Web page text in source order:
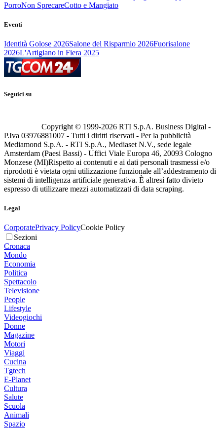
PorroNon SprecareCotto e Mangiato
Eventi
Identità Golose 2026Salone del Risparmio 2026Fuorisalone
2026L'Artigiano in Fiera 2025
Seguici su
Copyright © 1999-2026 RTI S.p.A. Business Digital -
P.Iva 03976881007 - Tutti i diritti riservati - Per la pubblicità
Mediamond S.p.A. - RTI S.p.A., Mediaset N.V., sede legale
Amsterdam (Paesi Bassi) - Uffici Viale Europa 46, 20093 Cologno
Monzese (MI)Rispetto ai contenuti e ai dati personali trasmessi e/o
riprodotti è vietata ogni utilizzazione funzionale all’addestramento di
sistemi di intelligenza artificiale generativa. È altresì fatto divieto
espresso di utilizzare mezzi automatizzati di data scraping.
Legal
CorporatePrivacy PolicyCookie Policy
Sezioni
Cronaca
Mondo
Economia
Politica
Spettacolo
Televisione
People
Lifestyle
Videogiochi
Donne
Magazine
Motori
Viaggi
Cucina
Tgtech
E-Planet
Cultura
Salute
Scuola
Animali
Spazio